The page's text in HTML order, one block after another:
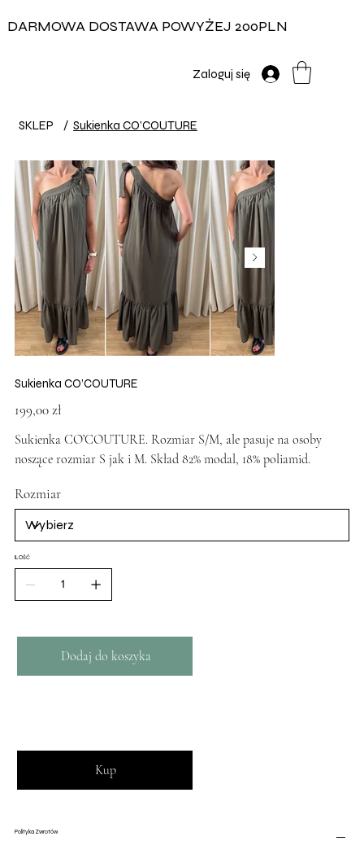
DARMOWA DOSTAWA POWYŻEJ 200PLN
Zaloguj się
SKLEP / Sukienka CO’COUTURE
Sukienka CO’COUTURE
199,00 zł
Sukienka CO’COUTURE. Rozmiar S/M, ale pasuje na osoby
noszące rozmiar S jak i M. Skład 82% modal, 18% poliamid.
Rozmiar
ILOŚĆ
Dodaj do koszyka
Kup
Polityka Zwrotów